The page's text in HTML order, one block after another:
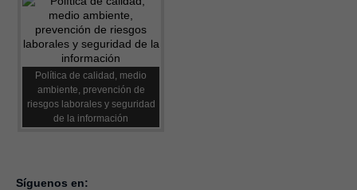
Política de calidad, medio
ambiente, prevención de
riesgos laborales y seguridad
de la información
Síguenos en: